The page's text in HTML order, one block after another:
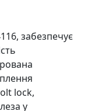
забезпечує
lock,
у